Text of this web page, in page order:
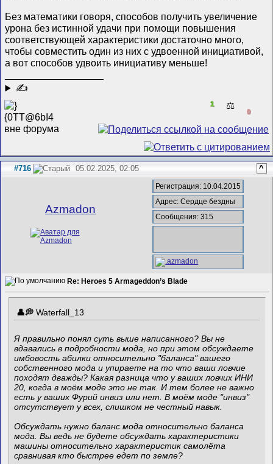
Без математики говоря, способов получить увеличение
урона без истинной удачи при помощи повышения
соответствующей характеристики достаточно много,
чтобы совместить один из них с удвоенной инициативой,
а вот способов удвоить инициативу меньше!
✍
1 ⚖️
0
#716 05.02.2025, 02:05 ^
Azmadon
Регистрация: 10.04.2015
Адрес: Сердце бездны
Сообщения: 315
Re: Heroes 5 Armageddon’s Blade
Waterfall_13
Я правильно понял суть выше написанного? Вы не
вдавались в подробности мода, но при этом обсуждаете
имбовость абилки относительно "баланса" вашего
собственного мода и упираете на то что ваши ловчие
походят дважды? Какая разница что у ваших ловчих ИНИ
20, когда в моём моде это не так. И тем более не важно
есть у ваших Фурий инвиз или нет. В моём моде "инвиз"
отсутствует у всех, слишком не честный навык.
Обсуждать нужно баланс мода относительно баланса
мода. Вы ведь не будете обсуждать характеристики
машины относительно характеристик самолёта
сравнивая кто быстрее едет по земле?